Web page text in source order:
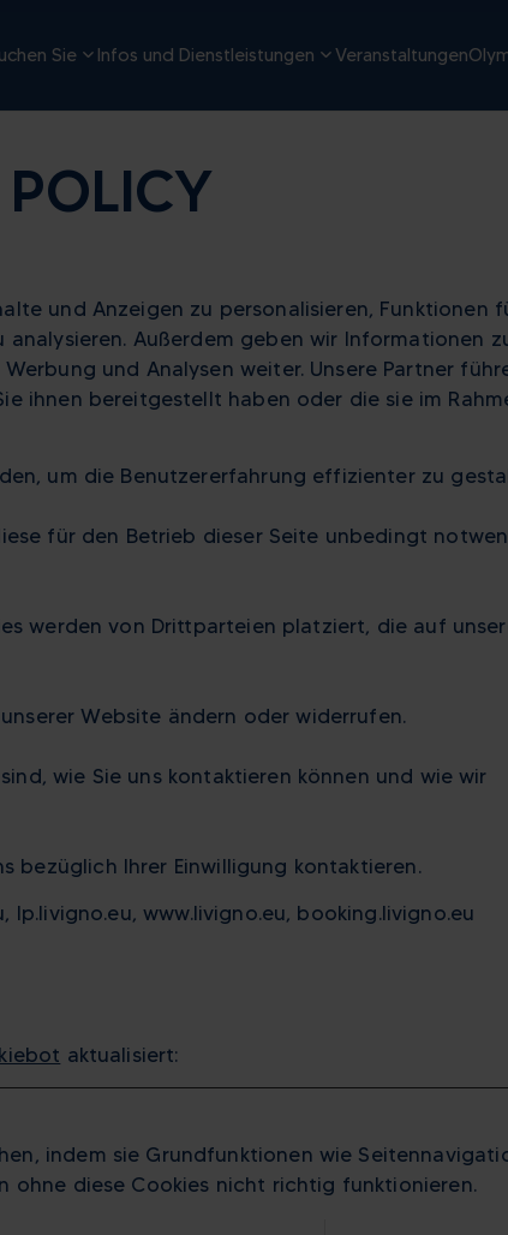
Sie Infos und Dienstleistungen Veranstaltungen
und Anzeigen zu personalisieren, Funktionen
Außerdem geben wir Informationen
und Analysen weiter. Unsere Partner
ihnen bereitgestellt haben oder die sie im
um die Benutzererfahrung effizienter zu
für den Betrieb dieser Seite unbedingt
werden von Drittparteien platziert, die auf
Website ändern oder widerrufen.
wie Sie uns kontaktieren können und wie wir
bezüglich Ihrer Einwilligung kontaktieren.
www.livigno.eu, booking.livigno.eu
aktualisiert:
indem sie Grundfunktionen wie
ohne diese Cookies nicht richtig funktionieren.